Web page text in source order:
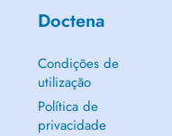
Doctena
Condições de
utilização
Política de
privacidade